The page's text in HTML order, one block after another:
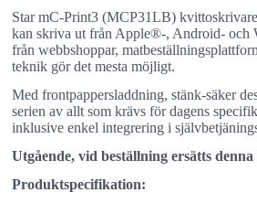
Star mC-Print3 (MCP31LB)
kan skriva ut från Apple®-, Android- och
från webbshoppar,
teknik gör det mesta möjligt.
Med frontpappersladdning, stänk-säker
serien av allt som krävs för dagens
inklusive enkel integrering i
Utgående, vid beställning ersätts
Produktspecifikation: